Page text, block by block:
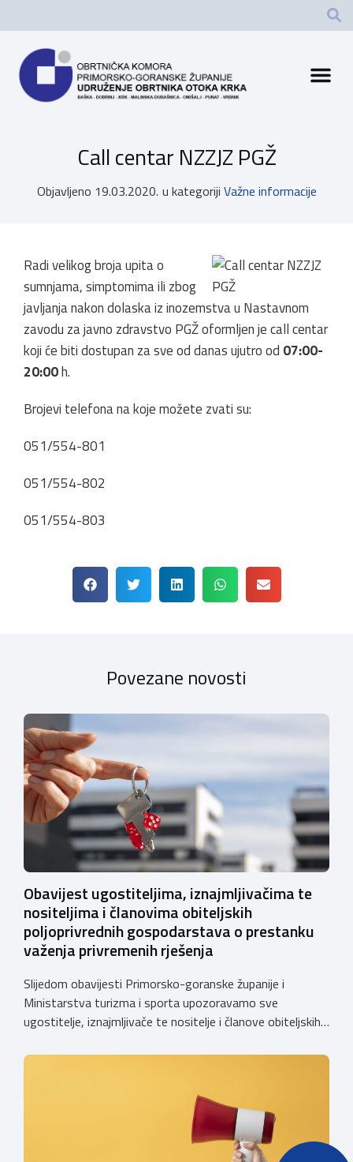
Call centar NZZJZ PGŽ
Objavljeno 19.03.2020. u kategoriji Važne informacije
Radi velikog broja upita o
sumnjama, simptomima ili zbog
javljanja nakon dolaska iz inozemstva u Nastavnom
zavodu za javno zdravstvo PGŽ oformljen je call centar
koji će biti dostupan za sve od danas ujutro od 07:00-
20:00h.
Brojevi telefona na koje možete zvati su:
051/554-801
051/554-802
051/554-803
Povezane novosti
Obavijest ugostiteljima, iznajmljivačima te
nositeljima i članovima obiteljskih
poljoprivrednih gospodarstava o prestanku
važenja privremenih rješenja
Slijedom obavijesti Primorsko-goranske županije i
Ministarstva turizma i sporta upozoravamo sve
ugostitelje, iznajmljivače te nositelje i članove obiteljskih
privremenih rješenja izdanih sukladno Zakonu o
1. siječnja 2025. godine više ne mogu podnositi novi
zahtjevi za izdavanje privremenih rješenja, dok već izdana